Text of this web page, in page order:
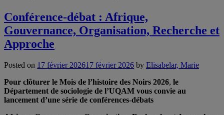
Conférence-débat : Afrique,
Gouvernance, Organisation, Recherche et
Approche
Posted on 17 février 202617 février 2026 by Elisabelar, Marie
Pour clôturer le Mois de l’histoire des Noirs 2026, le
Département de sociologie de l’UQAM vous convie au
lancement d’une série de conférences‑débats